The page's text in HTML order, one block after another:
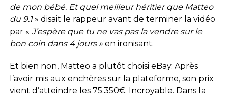
de mon bébé. Et quel meilleur héritier que Matteo
du 9.1» disait le rappeur avant de terminer la vidéo
par « J’espère que tu ne vas pas la vendre sur le
bon coin dans 4 jours » en ironisant.
Et bien non, Matteo a plutôt choisi eBay. Après
l’avoir mis aux enchères sur la plateforme, son prix
vient d’atteindre les 75.350€. Incroyable. Dans la